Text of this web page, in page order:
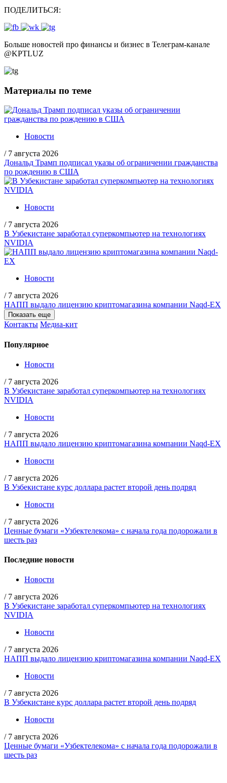
ПОДЕЛИТЬСЯ:
Больше новостей про финансы и бизнес в Телеграм-канале
@KPTLUZ
Материалы по теме
Новости
/ 7 августа 2026
Дональд Трамп подписал указы об ограничении гражданства
по рождению в США
Новости
/ 7 августа 2026
В Узбекистане заработал суперкомпьютер на технологиях
NVIDIA
Новости
/ 7 августа 2026
НАПП выдало лицензию криптомагазина компании Naqd-EX
Показать еще
Контакты Медиа-кит
Популярное
Новости
/ 7 августа 2026
В Узбекистане заработал суперкомпьютер на технологиях
NVIDIA
Новости
/ 7 августа 2026
НАПП выдало лицензию криптомагазина компании Naqd-EX
Новости
/ 7 августа 2026
В Узбекистане курс доллара растет второй день подряд
Новости
/ 7 августа 2026
Ценные бумаги «Узбектелекома» с начала года подорожали в
шесть раз
Последние новости
Новости
/ 7 августа 2026
В Узбекистане заработал суперкомпьютер на технологиях
NVIDIA
Новости
/ 7 августа 2026
НАПП выдало лицензию криптомагазина компании Naqd-EX
Новости
/ 7 августа 2026
В Узбекистане курс доллара растет второй день подряд
Новости
/ 7 августа 2026
Ценные бумаги «Узбектелекома» с начала года подорожали в
шесть раз